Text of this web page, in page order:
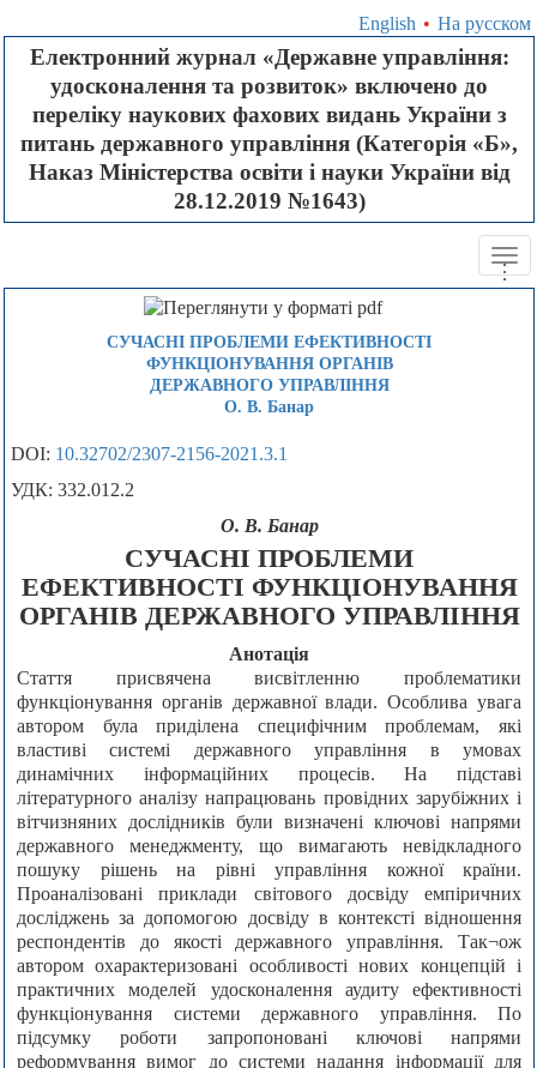
English • На русском
Електронний журнал «Державне управління:
удосконалення та розвиток» включено до
переліку наукових фахових видань України з
питань державного управління (Категорія «Б»,
Наказ Міністерства освіти і науки України від
28.12.2019 №1643)
...
СУЧАСНІ ПРОБЛЕМИ ЕФЕКТИВНОСТІ
ФУНКЦІОНУВАННЯ ОРГАНІВ
ДЕРЖАВНОГО УПРАВЛІННЯ
О. В. Банар
DOI: 10.32702/2307-2156-2021.3.1
УДК: 332.012.2
О. В. Банар
СУЧАСНІ ПРОБЛЕМИ
ЕФЕКТИВНОСТІ ФУНКЦІОНУВАННЯ
ОРГАНІВ ДЕРЖАВНОГО УПРАВЛІННЯ
Анотація
Стаття присвячена висвітленню проблематики
функціонування органів державної влади. Особлива увага
автором була приділена специфічним проблемам, які
властиві системі державного управління в умовах
динамічних інформаційних процесів. На підставі
літературного аналізу напрацювань провідних зарубіжних і
вітчизняних дослідників були визначені ключові напрями
державного менеджменту, що вимагають невідкладного
пошуку рішень на рівні управління кожної країни.
Проаналізовані приклади світового досвіду емпіричних
досліджень за допомогою досвіду в контексті відношення
респондентів до якості державного управління. Так¬ож
автором охарактеризовані особливості нових концепцій і
практичних моделей удосконалення аудиту ефективності
функціонування системи державного управління. По
підсумку роботи запропоновані ключові напрями
реформування вимог до системи надання інформації для